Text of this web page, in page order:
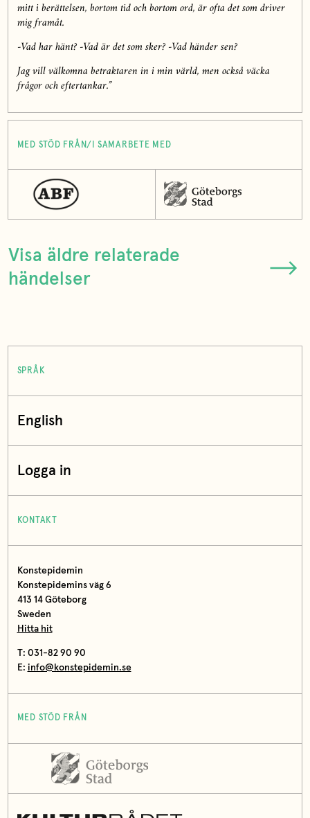
mitt i berättelsen, bortom tid och bortom ord, är ofta det som driver
mig framåt.
-Vad har hänt? -Vad är det som sker? -Vad händer sen?
Jag vill välkomna betraktaren in i min värld, men också väcka
frågor och eftertankar.”
MED STÖD FRÅN/I SAMARBETE MED
Visa äldre relaterade
händelser
SPRÅK
English
Logga in
KONTAKT
Konstepidemin
Konstepidemins väg 6
413 14 Göteborg
Sweden
Hitta hit
T: 031-82 90 90
E: info@konstepidemin.se
MED STÖD FRÅN